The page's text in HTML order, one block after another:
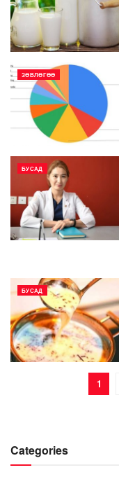
ЗӨВЛӨГӨӨ
БУСАД
БУСАД
1
Categories